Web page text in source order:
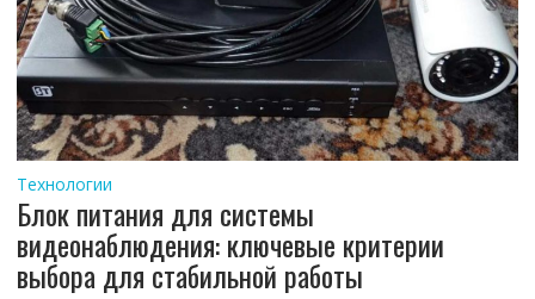
Технологии
Блок питания для системы
видеонаблюдения: ключевые критерии
выбора для стабильной работы